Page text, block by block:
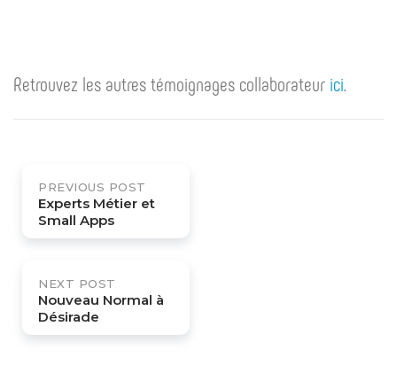
Retrouvez les autres témoignages collaborateur ici
navigation
PREVIOUS POST
Experts Métier et
Small Apps
NEXT POST
Nouveau Normal à
Désirade